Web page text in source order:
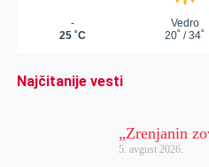
Najčitanije vesti
„Zrenjanin
5. avgust 2026.